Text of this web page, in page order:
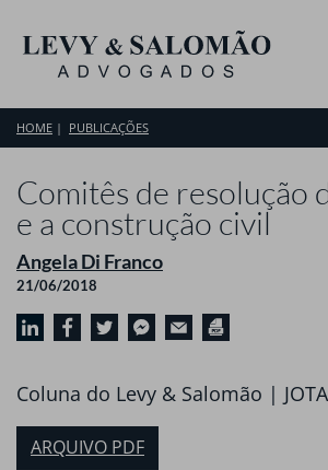
HOME PUBLICAÇÕES
Comitês de resolução
e a construção civil
Angela Di Franco
21/06/2018
Coluna do Levy & Salomão |
ARQUIVO PDF